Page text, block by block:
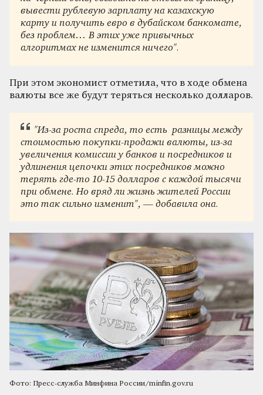
вывести рублевую зарплату на казахскую
карту и получить евро в дубайском банкомате,
без проблем… В этих уже привычных
алгоритмах не изменится ничего".
При этом экономист отметила, что в ходе обмена
валюты все же будут теряться несколько долларов.
"Из-за роста спреда, то есть разницы между
стоимостью покупки-продажи валюты, из-за
увеличения комиссии у банков и посредников и
удлинения цепочки этих посредников можно
терять где-то 10-15 долларов с каждой тысячи
при обмене. Но вряд ли жизнь жителей России
это так сильно изменит", — добавила она.
Фото: Пресс-служба Минфина России/minfin.gov.ru